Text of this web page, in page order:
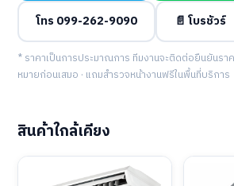
โทร 099-262-9090 📄 โบรชัวร์
* ราคาเป็นการประมาณการ ทีมงานจะติดต่อยืนยันรา
หมายก่อนเสมอ · แถมสำรวจหน้างานฟรีในพื้นที่บริการ
สินค้าใกล้เคียง